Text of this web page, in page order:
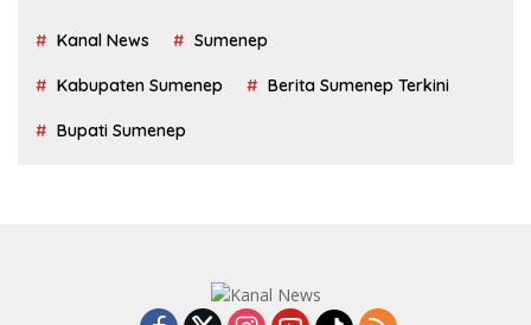
Kanal News Sumenep
Kabupaten Sumenep Berita Sumenep Terkini
Bupati Sumenep